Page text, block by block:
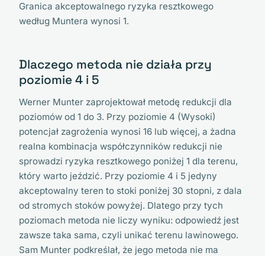
Granica akceptowalnego ryzyka resztkowego
według Muntera wynosi 1.
Dlaczego metoda nie działa przy
poziomie 4 i 5
Werner Munter zaprojektował metodę redukcji dla
poziomów od 1 do 3. Przy poziomie 4 (Wysoki)
potencjał zagrożenia wynosi 16 lub więcej, a żadna
realna kombinacja współczynników redukcji nie
sprowadzi ryzyka resztkowego poniżej 1 dla terenu,
który warto jeździć. Przy poziomie 4 i 5 jedyny
akceptowalny teren to stoki poniżej 30 stopni, z dala
od stromych stoków powyżej. Dlatego przy tych
poziomach metoda nie liczy wyniku: odpowiedź jest
zawsze taka sama, czyli unikać terenu lawinowego.
Sam Munter podkreślał, że jego metoda nie ma